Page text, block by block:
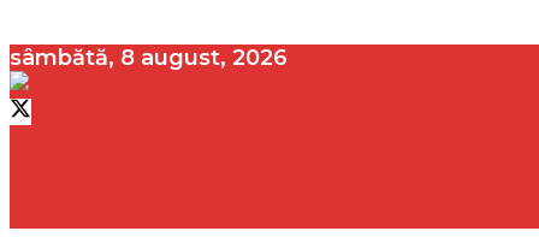
sâmbătă, 8 august, 2026